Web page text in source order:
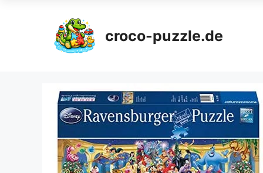
croco-puzzle.de